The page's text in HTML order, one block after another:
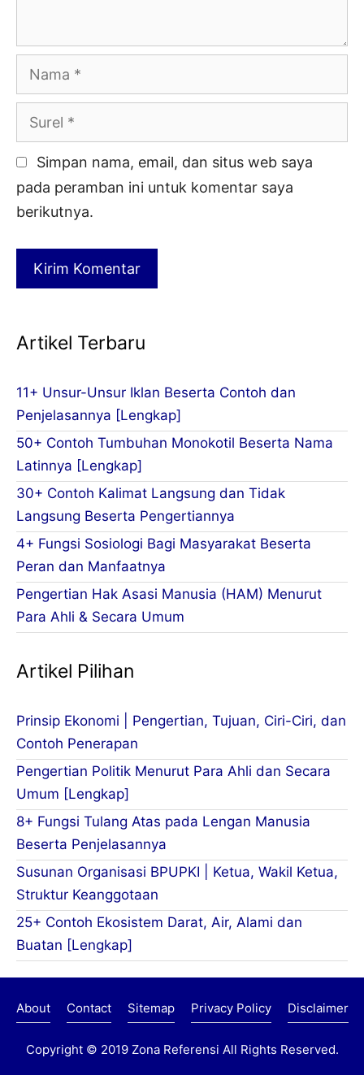
Nama
Surel
Simpan nama, email, dan situs web saya
pada peramban ini untuk komentar saya
berikutnya.
Artikel Terbaru
11+ Unsur-Unsur Iklan Beserta Contoh dan
Penjelasannya [Lengkap]
50+ Contoh Tumbuhan Monokotil Beserta Nama
Latinnya [Lengkap]
30+ Contoh Kalimat Langsung dan Tidak
Langsung Beserta Pengertiannya
4+ Fungsi Sosiologi Bagi Masyarakat Beserta
Peran dan Manfaatnya
Pengertian Hak Asasi Manusia (HAM) Menurut
Para Ahli & Secara Umum
Artikel Pilihan
Prinsip Ekonomi | Pengertian, Tujuan, Ciri-Ciri, dan
Contoh Penerapan
Pengertian Politik Menurut Para Ahli dan Secara
Umum [Lengkap]
8+ Fungsi Tulang Atas pada Lengan Manusia
Beserta Penjelasannya
Susunan Organisasi BPUPKI | Ketua, Wakil Ketua,
Struktur Keanggotaan
25+ Contoh Ekosistem Darat, Air, Alami dan
Buatan [Lengkap]
About Contact Sitemap Privacy Policy Disclaimer
Copyright © 2019 Zona Referensi All Rights Reserved.